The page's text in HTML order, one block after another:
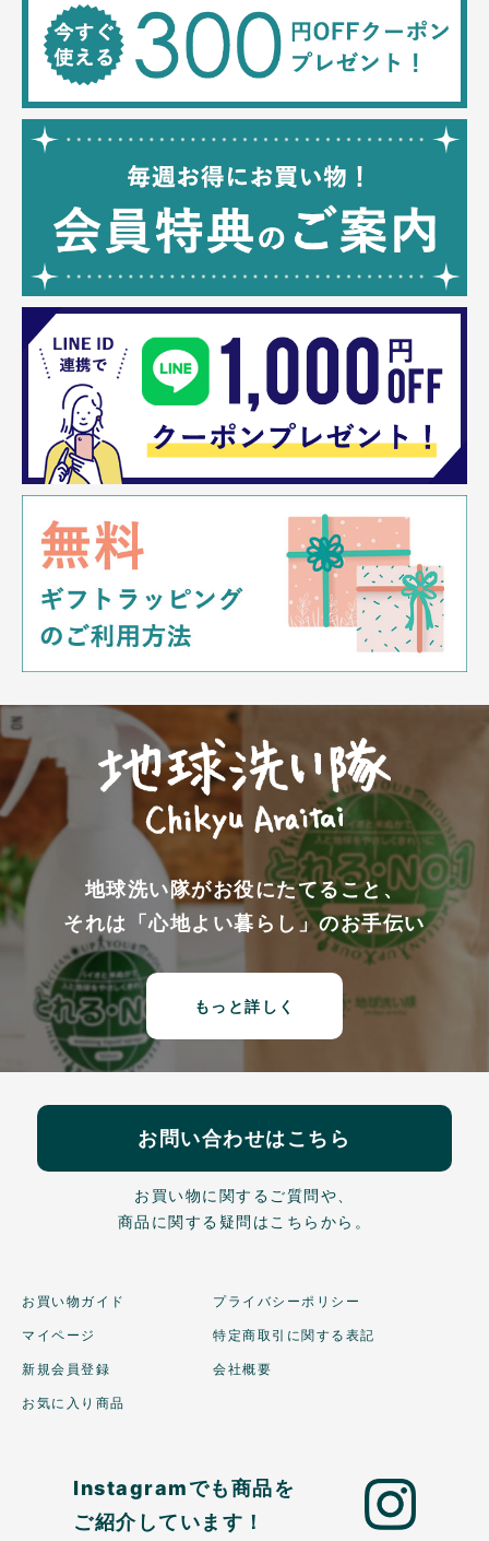
地球洗い隊がお役にたてること、
それは「心地よい暮らし」のお手伝い
もっと詳しく
お問い合わせはこちら
お買い物に関するご質問や、
商品に関する疑問はこちらから。
お買い物ガイド
マイページ
新規会員登録
お気に入り商品
プライバシーポリシー
特定商取引に関する表記
会社概要
Instagramでも商品を
ご紹介しています！